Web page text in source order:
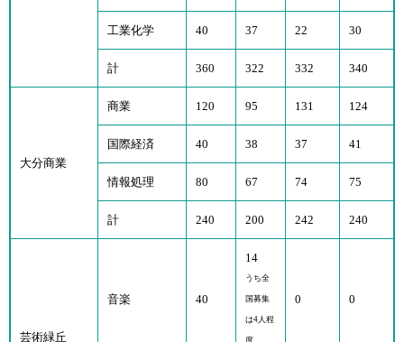
工業化学 40 37 22 30
計 360 322 332 340
大分商業
商業 120 95 131 124
国際経済 40 38 37 41
情報処理 80 67 74 75
計 240 200 242 240
芸術緑丘
音楽 40
14
うち全
国募集
は4人程
度
0 0